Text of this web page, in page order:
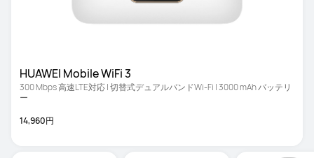
HUAWEI Mobile WiFi 3
300 Mbps 高速LTE対応 | 切替式デュアルバンドWi-Fi | 3000 mAh バッテリ
ー
14,960円